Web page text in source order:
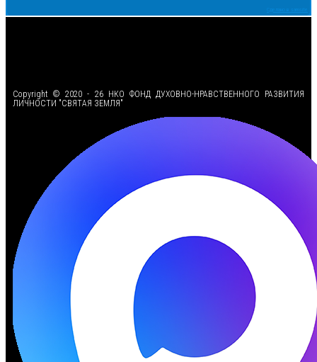
Сделано в samsite
Copyright © 2020 - 26 НКО ФОНД ДУХОВНО-НРАВСТВЕННОГО РАЗВИТИЯ
ЛИЧНОСТИ "СВЯТАЯ ЗЕМЛЯ"